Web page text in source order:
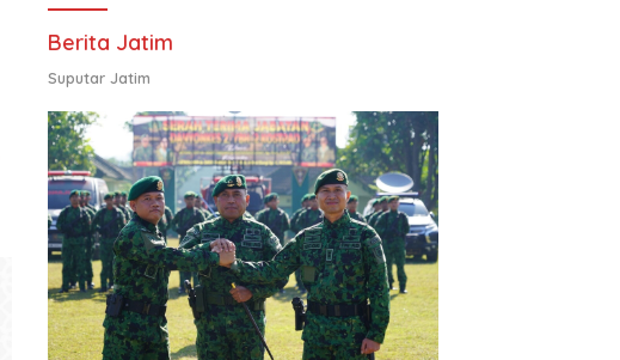
Berita Jatim
Suputar Jatim